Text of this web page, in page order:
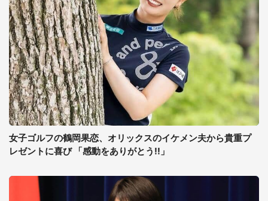
女子ゴルフの鶴岡果恋、オリックスのイケメン夫から貴重プ
レゼントに喜び 「感動をありがとう!!」